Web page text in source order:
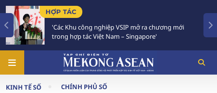
mở ra chương mới
– Singapore'
Việt Nam - Thái Lan nhất
Chiến lược 'Ba kết nối'
KINH TẾ SỐ CHÍNH PHỦ SỐ